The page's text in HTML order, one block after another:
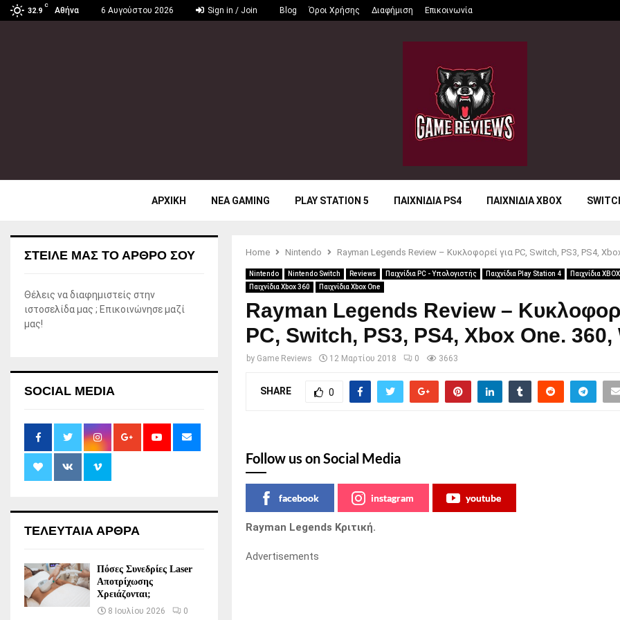
32.9
C
Αθήνα 6 Αυγούστου 2026 Sign in / Join Blog Όροι Χρήσης Διαφήμιση Επικοινωνία
ΑΡΧΙΚΗ ΝΕΑ GAMING PLAY STATION 5 ΠΑΙΧΝΙΔΙΑ PS4 ΠΑΙΧΝΙΔΙΑ XBOX
Home Nintendo Rayman Legends Review – Κυκλοφορεί για PC, Switch, PS3, PS4,
Nintendo Nintendo Switch Reviews Παιχνίδια PC - Υπολογιστής Παιχνίδια Play Station 4
Παιχνίδια XBOX
Παιχνίδια Xbox 360
Παιχνίδια Xbox One
Rayman Legends Review –
PC, Switch, PS3, PS4, Xbox One. 360,
by Game Reviews 12 Μαρτίου 2018 0 3663
SHARE 0
Follow us on Social Media
facebook instagram youtube
Rayman Legends Κριτική.
Advertisements
ΣΤΕΊΛΕ ΜΑΣ ΤΟ ΆΡΘΡΟ ΣΟΥ
Θέλεις να διαφημιστείς στην
ιστοσελίδα μας ; Επικοινώνησε μαζί
μας!
SOCIAL MEDIA
ΤΕΛΕΥΤΑΙΑ ΑΡΘΡΑ
Πόσες Συνεδρίες Laser
Αποτρίχωσης
Χρειάζονται;
8 Ιουλίου 2026 0